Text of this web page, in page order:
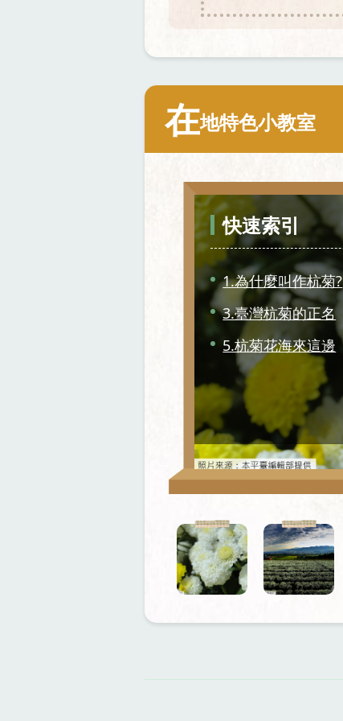
在地特色小教室
快速索引
1.為什麼叫作杭菊?
3.臺灣杭菊的正名
5.杭菊花海來這邊